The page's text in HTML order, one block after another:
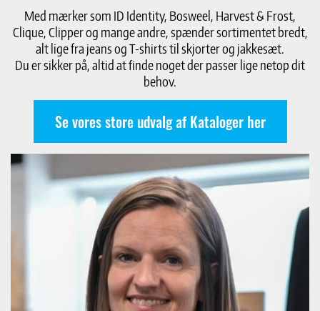
Med mærker som ID Identity, Bosweel, Harvest & Frost,
Clique, Clipper og mange andre, spænder sortimentet bredt,
alt lige fra jeans og T-shirts til skjorter og jakkesæt.
Du er sikker på, altid at finde noget der passer lige netop dit
behov.
Se vores store udvalg af Kataloger her